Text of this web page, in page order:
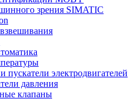
зрения SIMATIC
пускатели электродвигателей
давления
клапаны